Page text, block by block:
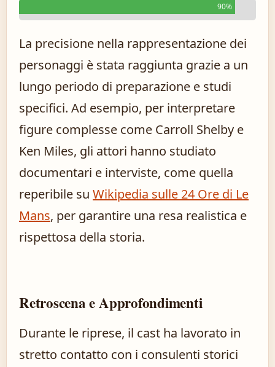
90%
La precisione nella rappresentazione dei
personaggi è stata raggiunta grazie a un
lungo periodo di preparazione e studi
specifici. Ad esempio, per interpretare
figure complesse come Carroll Shelby e
Ken Miles, gli attori hanno studiato
documentari e interviste, come quella
reperibile su Wikipedia sulle 24 Ore di Le
Mans, per garantire una resa realistica e
rispettosa della storia.
Retroscena e Approfondimenti
Durante le riprese, il cast ha lavorato in
stretto contatto con i consulenti storici